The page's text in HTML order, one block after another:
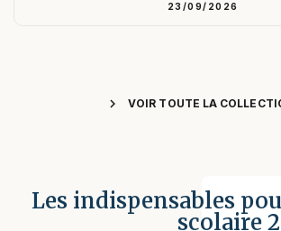
23/09/2026
chevron_right VOIR TOUTE LA
Les indispensables
scolaire